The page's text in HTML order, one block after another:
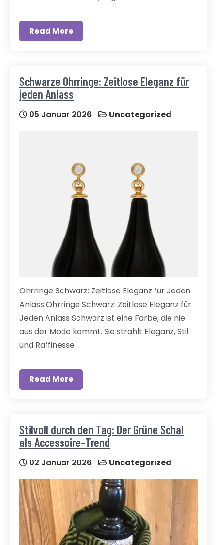
Read More
Schwarze Ohrringe: Zeitlose Eleganz für
jeden Anlass
05 Januar 2026 Uncategorized
Ohrringe Schwarz: Zeitlose Eleganz für Jeden
Anlass Ohrringe Schwarz: Zeitlose Eleganz für
Jeden Anlass Schwarz ist eine Farbe, die nie
aus der Mode kommt. Sie strahlt Eleganz, Stil
und Raffinesse
Read More
Stilvoll durch den Tag: Der Grüne Schal
als Accessoire-Trend
02 Januar 2026 Uncategorized